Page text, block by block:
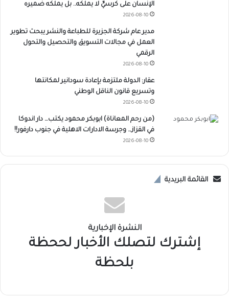
الإنسان على كرسيٍّ لا يملكه.. بل يملكه ضميره
2026-08-10
مدير عام شركة الجزيرة للطباعة والنشر يبحث تطوير
العمل في مجالات التسويق والتحصيل والتحول
الرقمي
2026-08-10
عقار: الدولة ملتزمة بإعادة سودانير لمكانتها
وتسريع قانون الناقل الوطني
2026-08-10
(من رحم المعاناة) ابوبكر محمود يكتب… دار اندوكا
في القزاز… وجرسة الادارات الاهلية في جنوب دارفور!!
2026-08-10
القائمة البريدية
النشرة الإخبارية
إشترك لتصلك الأخبار لححظة
بلحظة